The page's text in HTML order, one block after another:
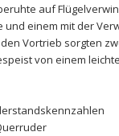
auf
und einem mit der⁤
Vortrieb‍ sorgten
von⁣ einem